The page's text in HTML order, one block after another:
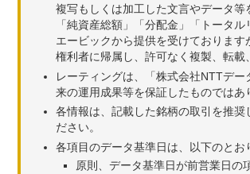
複写もしくは加工した文言やデータ
「純資産総額」「分配金」「トータ
エービックから提供を受けておりま
権利者に帰属し、許可なく複製、転
レーティングは、「株式会社NTTデ
来の運用成果等を保証したものではあ
各情報は、記載した銘柄の取引を推
ださい。
各項目のデータ基準日は、以下のとお
原則、データ基準日が前営業日の